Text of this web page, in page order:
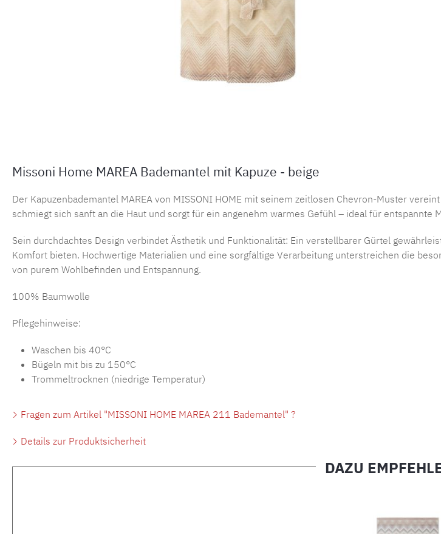
Missoni Home MAREA Bademantel mit Kapuze - beige
Der Kapuzenbademantel MAREA von MISSONI HOME mit seinem zeitlosen Chevron-Muster
schmiegt sich sanft an die Haut und sorgt für ein angenehm warmes Gefühl – ideal für entspannte
Sein durchdachtes Design verbindet Ästhetik und Funktionalität: Ein verstellbarer Gürtel
Komfort bieten. Hochwertige Materialien und eine sorgfältige Verarbeitung unterstreichen die
von purem Wohlbefinden und Entspannung.
100% Baumwolle
Pflegehinweise:
Waschen bis 40°C
Bügeln mit bis zu 150°C
Trommeltrocknen (niedrige Temperatur)
Fragen zum Artikel "MISSONI HOME MAREA 211 Bademantel" ?
Details zur Produktsicherheit
DAZU